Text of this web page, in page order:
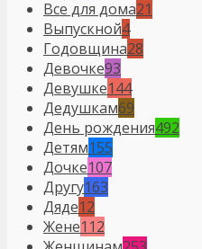
Все для дома21
Выпускной4
Годовщина28
Девочке93
Девушке144
Дедушкам69
День рождения492
Детям155
Дочке107
Другу163
Дяде12
Жене112